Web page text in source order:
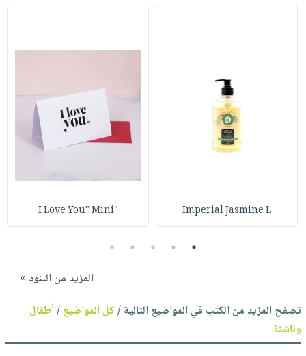
Imperial Jasmine L
"I Love You" Mini
1
2
3
4
5
المزيد من البنود »
تصفح المزيد من الكتب في المواضيع التالية /كل المواضيع/أطفال
وناشئة